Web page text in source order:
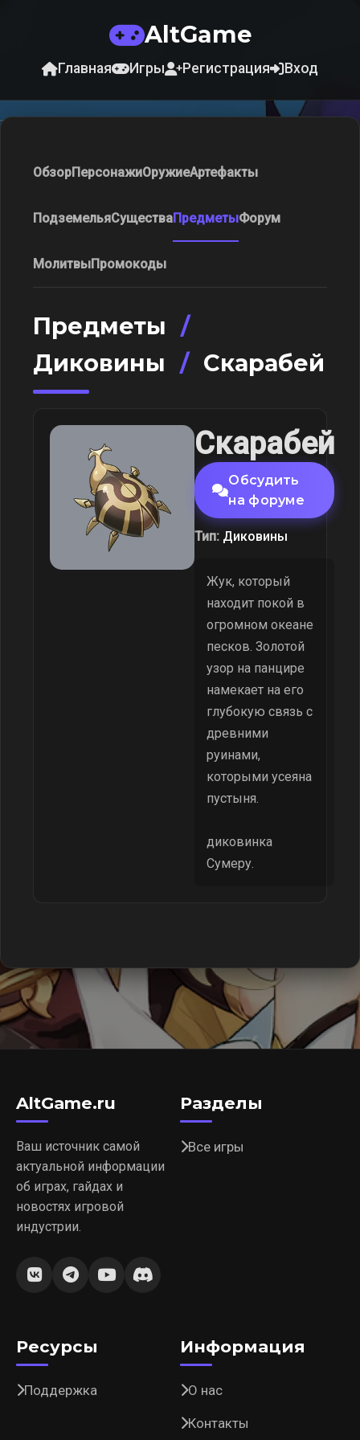
AltGame
Главная Игры Регистрация Вход
ОбзорПерсонажиОружиеАртефакты
ПодземельяСуществаПредметыФорум
МолитвыПромокоды
Предметы /
Диковины / Скарабей
Скарабей
Обсудить
на форуме
Тип: Диковины
Жук, который
находит покой в
огромном океане
песков. Золотой
узор на панцире
намекает на его
глубокую связь с
древними
руинами,
которыми усеяна
пустыня.
диковинка
Сумеру.
AltGame.ru
Ваш источник самой
актуальной информации
об играх, гайдах и
новостях игровой
индустрии.
Разделы
Все игры
Ресурсы
Поддержка
Информация
О нас
Контакты